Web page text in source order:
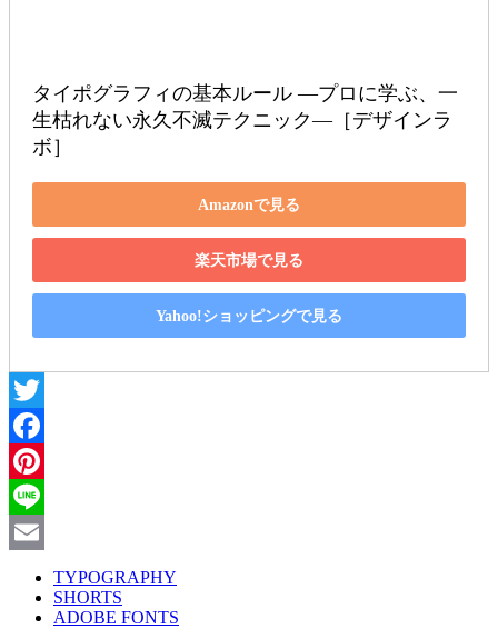
タイポグラフィの基本ルール ―プロに学ぶ、一
生枯れない永久不滅テクニック―［デザインラ
ボ］
Amazonで見る
楽天市場で見る
Yahoo!ショッピングで見る
Twitter
Facebook
Pinterest
Line
TYPOGRAPHY
SHORTS
ADOBE FONTS